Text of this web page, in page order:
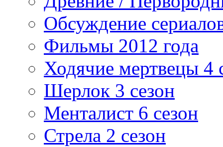
Обсуждение
Фильмы 2012 года
Ходячие мертвецы 4
Шерлок 3 сезон
Менталист 6 сезон
Стрела 2 сезон